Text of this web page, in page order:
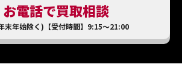
お電話で買取相談
末年始除く)【受付時間】9:15～21:00